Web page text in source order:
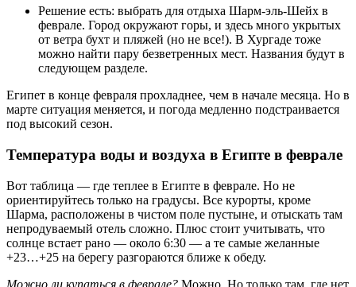
Решение есть: выбрать для отдыха Шарм-эль-Шейх в
феврале. Город окружают горы, и здесь много укрытых
от ветра бухт и пляжей (но не все!). В Хургаде тоже
можно найти пару безветренных мест. Названия будут в
следующем разделе.
Египет в конце февраля прохладнее, чем в начале месяца. Но в
марте ситуация меняется, и погода медленно подстраивается
под высокий сезон.
Температура воды и воздуха в Египте в феврале
Вот таблица — где теплее в Египте в феврале. Но не
ориентируйтесь только на градусы. Все курорты, кроме
Шарма, расположены в чистом поле пустыне, и отыскать там
непродуваемый отель сложно. Плюс стоит учитывать, что
солнце встает рано — около 6:30 — а те самые желанные
+23…+25 на берегу разгораются ближе к обеду.
Можно ли купаться в феврале? Можно. Но только там, где нет